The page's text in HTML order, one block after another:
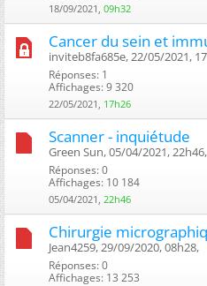
18/09/2021, 09h32
Cancer du sein et
inviteb8fa685e, 22/05/2021,
Réponses: 1
Affichages: 9 320
22/05/2021, 17h26
Scanner - inquiétude
Green Sun, 05/04/2021, 22h46, ‎
Réponses: 0
Affichages: 10 184
05/04/2021, 22h46
Chirurgie
Jean4259, 29/09/2020, 08h28, ‎
Réponses: 0
Affichages: 13 253